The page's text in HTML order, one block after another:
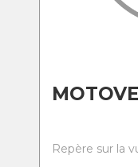
Repère sur la